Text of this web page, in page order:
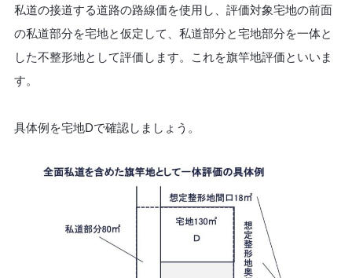
私道の接道する道路の路線価を使用し、評価対象宅地の前面
の私道部分を宅地と仮定して、私道部分と宅地部分を一体と
した不整形地として評価します。これを旗竿地評価といいま
す。
具体例を宅地Dで確認しましょう。